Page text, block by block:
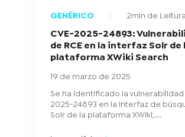
GENÉRICO 2min de Leitura
CVE-2025-24893:
de RCE en la interfaz Solr de
plataforma XWiki Search
19 de marzo de 2025
Se ha identificado la vulnerabilidad
2025-24893 en la interfaz de
Solr de la plataforma XWiki,...